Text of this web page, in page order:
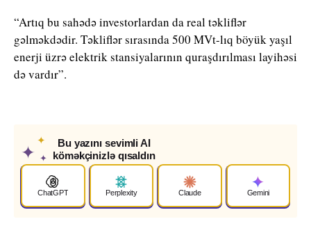
“Artıq bu sahədə investorlardan da real təkliflər
gəlməkdədir. Təkliflər sırasında 500 MVt-lıq böyük yaşıl
enerji üzrə elektrik stansiyalarının quraşdırılması layihəsi
də vardır”.
✦
✦
✦
Bu yazını sevimli AI
köməkçinizlə qısaldın
ChatGPT Perplexity Claude Gemini